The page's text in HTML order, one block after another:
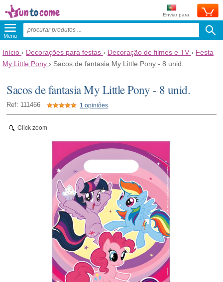
Enviar para:
Menu
Início › Decorações para festas › Decoração de filmes e TV › Festa
My Little Pony › Sacos de fantasia My Little Pony - 8 unid.
Sacos de fantasia My Little Pony - 8 unid.
Ref: 111466 1 opiniões
Click zoom